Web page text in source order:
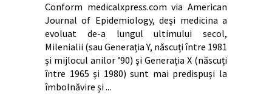
Conform medicalxpress.com via American
Journal of Epidemiology, deşi medicina a
evoluat de-a lungul ultimului secol,
Milenialii (sau Generația Y, născuți între 1981
şi mijlocul anilor ’90) şi Generația X (născuți
între 1965 şi 1980) sunt mai predispuși la
îmbolnăvire și